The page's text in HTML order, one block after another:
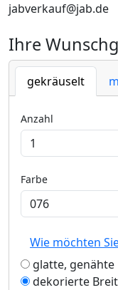
jabverkauf@jab.de
Ihre
gekräuselt
Anzahl
Farbe
Wie möchten
glatte, genähte
dekorierte